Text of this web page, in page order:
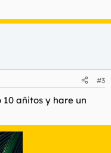
#3
10 añitos y hare un